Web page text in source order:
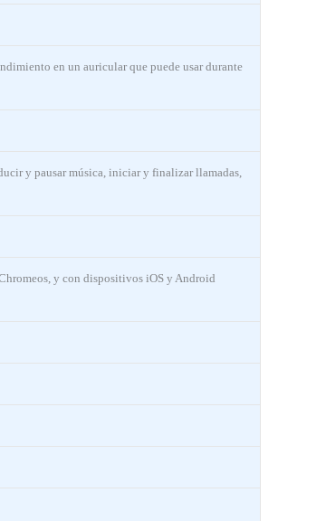
en un auricular que puede usar durante
y pausar música, iniciar y finalizar llamadas,
y con dispositivos iOS y Android